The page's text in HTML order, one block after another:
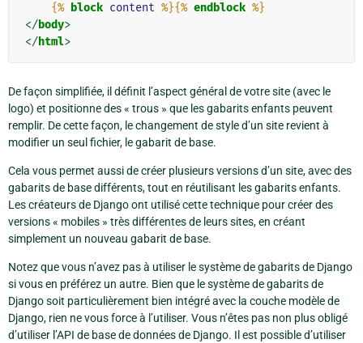
{% block content %}{% endblock %}
</body>
</html>
De façon simplifiée, il définit l’aspect général de votre site (avec le
logo) et positionne des « trous » que les gabarits enfants peuvent
remplir. De cette façon, le changement de style d’un site revient à
modifier un seul fichier, le gabarit de base.
Cela vous permet aussi de créer plusieurs versions d’un site, avec des
gabarits de base différents, tout en réutilisant les gabarits enfants.
Les créateurs de Django ont utilisé cette technique pour créer des
versions « mobiles » très différentes de leurs sites, en créant
simplement un nouveau gabarit de base.
Notez que vous n’avez pas à utiliser le système de gabarits de Django
si vous en préférez un autre. Bien que le système de gabarits de
Django soit particulièrement bien intégré avec la couche modèle de
Django, rien ne vous force à l’utiliser. Vous n’êtes pas non plus obligé
d’utiliser l’API de base de données de Django. Il est possible d’utiliser